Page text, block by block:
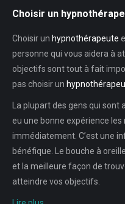
Choisir un
Choisir un hypnothérapeute
personne qui vous aidera à
objectifs sont tout à fait
pas choisir un
La plupart des gens qui sont
eu une bonne expérience
immédiatement. C’est une
bénéfique. Le bouche à
et la meilleure façon de
atteindre vos objectifs.